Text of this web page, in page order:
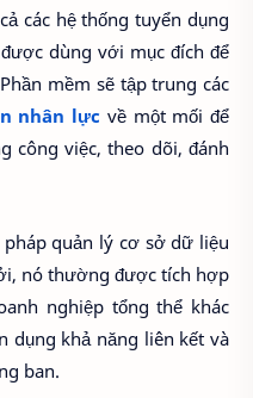
các hệ thống tuyển dụng
dùng với mục đích để
mềm sẽ tập trung các
nhân lực về một mối để
công việc, theo dõi, đánh
quản lý cơ sở dữ liệu
nó thường được tích hợp
nghiệp tổng thể khác
dụng khả năng liên kết và
ban.